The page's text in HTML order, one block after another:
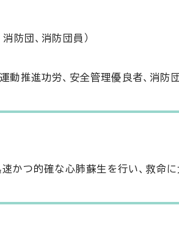
防団、消防団員）
動推進功労、安全管理優良者、消防
かつ的確な心肺蘇生を行い、救命